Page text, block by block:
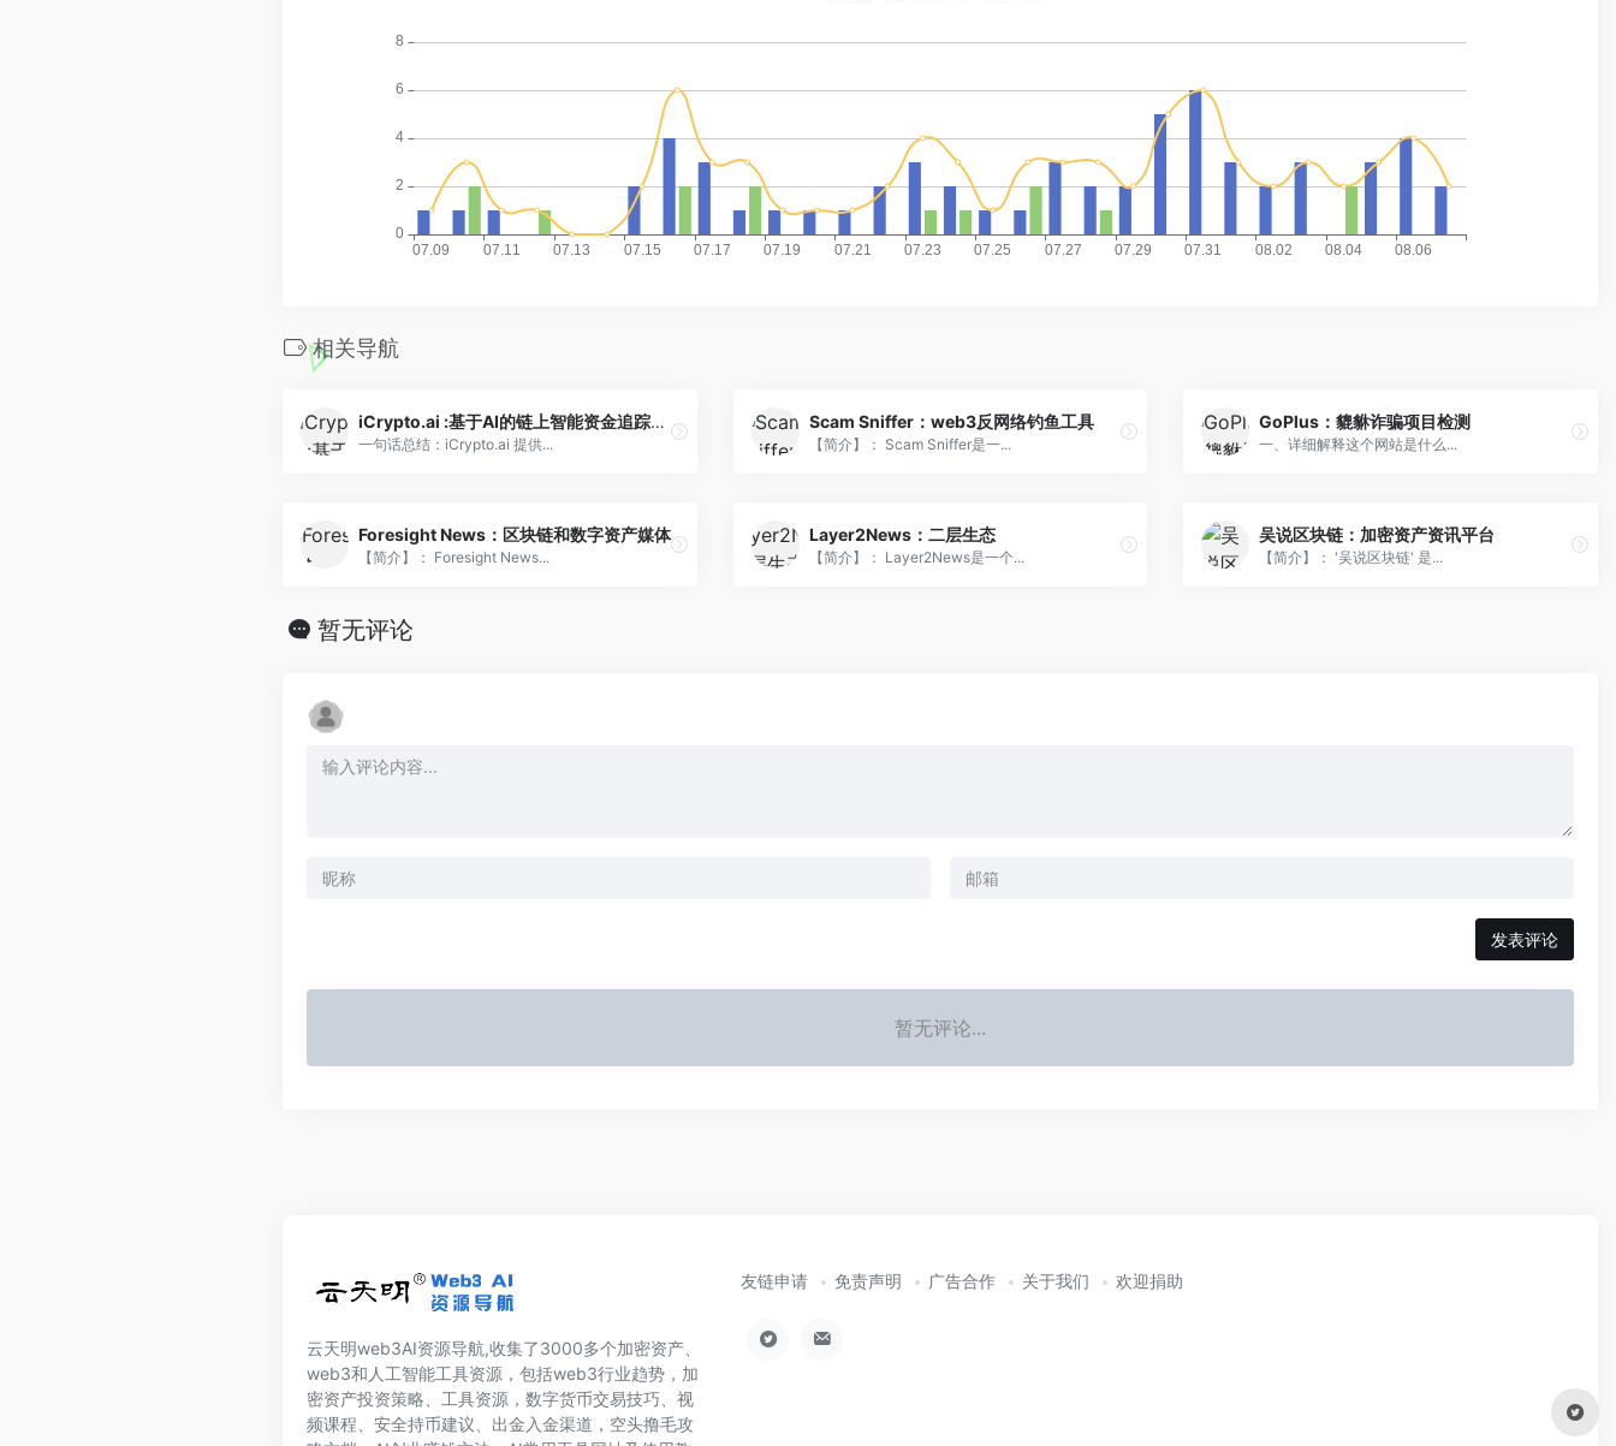
相关导航
iCrypto.ai :基于AI的链上智能资金追踪和分析工具
一句话总结：iCrypto.ai 提供...
Scam Sniffer：web3反网络钓鱼工具
【简介】： Scam Sniffer是一...
GoPlus：貔貅诈骗项目检测
一、详细解释这个网站是什么...
Foresight News：区块链和数字资产媒体
【简介】： Foresight News...
Layer2News：二层生态
【简介】： Layer2News是一个...
吴说区块链：加密资产资讯平台
【简介】： '吴说区块链' 是...
暂无评论
发表评论
暂无评论...
云天明web3AI资源导航,收集了3000多个加密资产、
web3和人工智能工具资源，包括web3行业趋势，加
密资产投资策略、工具资源，数字货币交易技巧、视
频课程、安全持币建议、出金入金渠道，空头撸毛攻
友链申请 免责声明 广告合作 关于我们 欢迎捐助